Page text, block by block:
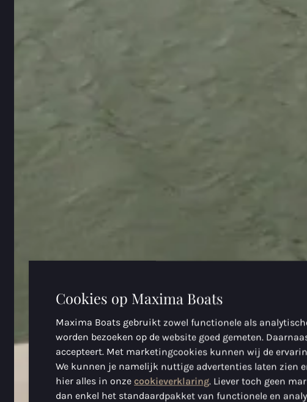
Cookies op Maxima Boats
Maxima Boats gebruikt zowel functionele als
worden bezoeken op de website goed gemeten.
accepteert. Met marketingcookies kunnen wij de
We kunnen je namelijk nuttige advertenties laten zien
hier alles in onzecookieverklaring. Liever toch geen
dan enkel het standaardpakket van functionele en